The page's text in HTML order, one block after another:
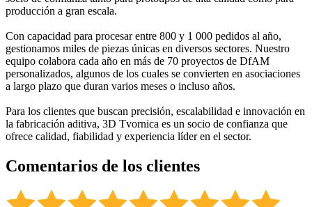
producción a gran escala.
Con capacidad para procesar entre 800 y 1 000 pedidos al año,
gestionamos miles de piezas únicas en diversos sectores. Nuestro
equipo colabora cada año en más de 70 proyectos de DfAM
personalizados, algunos de los cuales se convierten en asociaciones
a largo plazo que duran varios meses o incluso años.
Para los clientes que buscan precisión, escalabilidad e innovación en
la fabricación aditiva, 3D Tvornica es un socio de confianza que
ofrece calidad, fiabilidad y experiencia líder en el sector.
Comentarios de los clientes